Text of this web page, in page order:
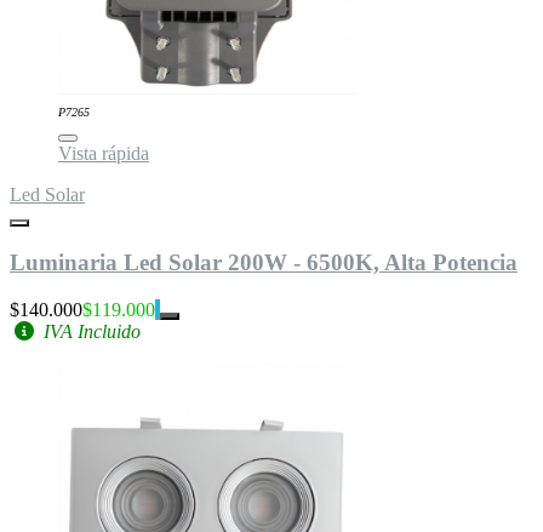
P7265
Vista rápida
Led Solar
Luminaria Led Solar 200W - 6500K, Alta Potencia
$140.000$119.000
IVA Incluido